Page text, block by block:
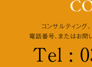
コンサルティング
電話番号、またはお問
Tel :